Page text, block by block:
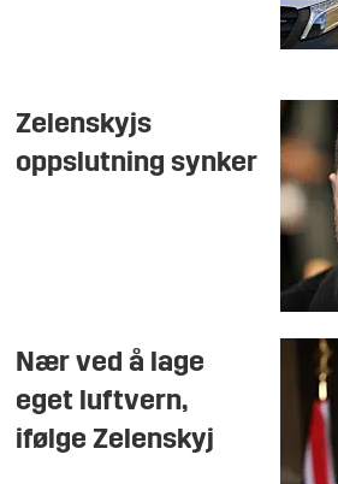
Zelenskyjs
oppslutning synker
Nær ved å lage
eget luftvern,
ifølge Zelenskyj